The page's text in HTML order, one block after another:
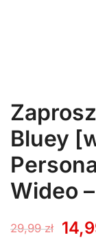
Bluey
Wideo
29,99zł